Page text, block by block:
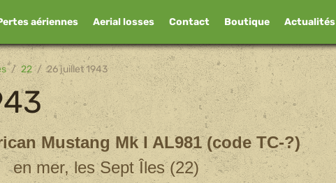
aériennes Aerial losses Contact Boutique Actualités
22 26 juillet 1943
Mustang Mk I AL981 (code TC-?)
en mer, les Sept Îles (22)